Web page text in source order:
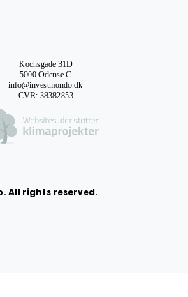
Kochsgade 31D
5000 Odense C
info@investmondo.dk
CVR: 38382853
All rights reserved.